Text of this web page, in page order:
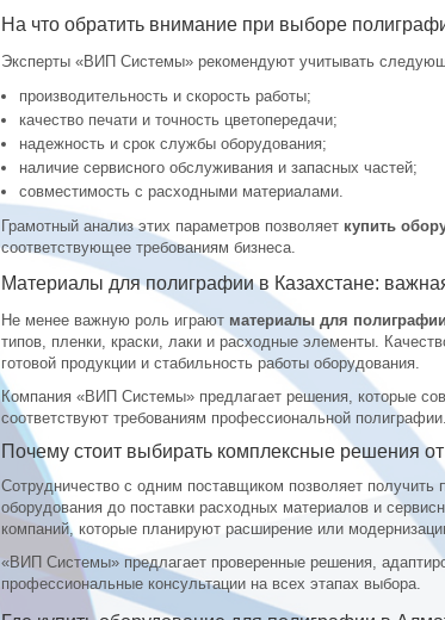
На что обратить внимание при выборе
Эксперты «ВИП Системы» рекомендуют учитывать
производительность и скорость работы;
качество печати и точность цветопередачи;
надежность и срок службы оборудования;
наличие сервисного обслуживания и запасных частей;
совместимость с расходными материалами.
Грамотный анализ этих параметров позволяет купить
соответствующее требованиям бизнеса.
Материалы для полиграфии в Казахстане:
Не менее важную роль играют материалы для
типов, пленки, краски, лаки и расходные элементы.
готовой продукции и стабильность работы оборудования.
Компания «ВИП Системы» предлагает решения, которые
соответствуют требованиям профессиональной полиграфии.
Почему стоит выбирать комплексные решения
Сотрудничество с одним поставщиком позволяет
оборудования до поставки расходных материалов и
компаний, которые планируют расширение или
«ВИП Системы» предлагает проверенные решения,
профессиональные консультации на всех этапах выбора.